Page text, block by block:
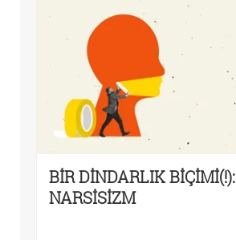
BİR DİNDARLIK BİÇİMİ(!):
NARSİSİZM